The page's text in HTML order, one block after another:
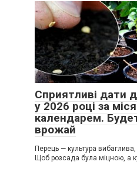
Сприятливі дати
у 2026 році за
календарем.
врожай
Перець — культура
Щоб розсада була міцною, а